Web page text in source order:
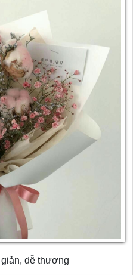
dễ thương